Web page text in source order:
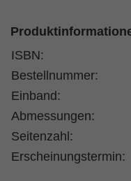
ISBN:
Bestellnummer:
Einband:
Abmessungen:
Seitenzahl:
Erscheinungstermin: